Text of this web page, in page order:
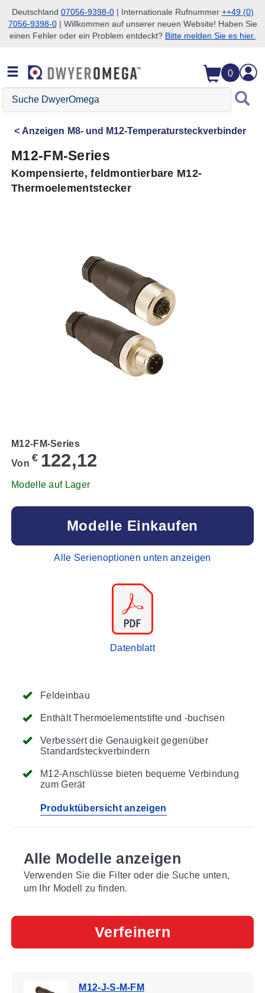
Zum Suchen überspringen
Zum Hauptinhalt überspringen
Zur Navigation überspringen
Deutschland 07056-9398-0| Internationale Rufnummer ++49 (0)
7056-9398-0| Willkommen auf unserer neuen Website! Haben Sie
einen Fehler oder ein Problem entdeckt? Bitte melden Sie es hier.
0
Suche
DwyerOmega
Anzeigen M8- und M12-Temperatursteckverbinder
M12-FM-Series
Kompensierte, feldmontierbare M12-
Thermoelementstecker
Feldeinbau
Enthält Thermoelementstifte und -buchsen
Verbessert die Genauigkeit gegenüber
Standardsteckverbindern
M12-Anschlüsse bieten bequeme Verbindung
zum Gerät
Produktübersicht anzeigen
M12-FM-Series
Von € 122,12
Modelle auf Lager
Modelle Einkaufen
Alle Serienoptionen unten anzeigen
Datenblatt
Alle Modelle anzeigen
Verwenden Sie die Filter oder die Suche unten,
um Ihr Modell zu finden.
Verfeinern
M12-J-S-M-FM